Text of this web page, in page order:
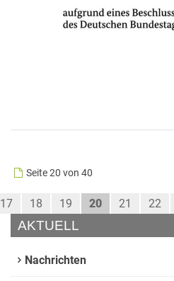
Seite 20 von 40
17 18 19 20 21 22
AKTUELL
Nachrichten